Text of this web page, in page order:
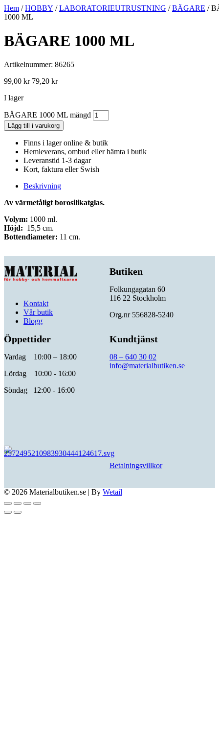
Hem /HOBBY /LABORATORIEUTRUSTNING /BÄGARE /
1000 ML
BÄGARE 1000 ML
Artikelnummer: 86265
99,00 kr 79,20 kr
I lager
BÄGARE 1000 ML mängd
Lägg till i varukorg
Finns i lager online & butik
Hemleverans, ombud eller hämta i butik
Leveranstid 1-3 dagar
Kort, faktura eller Swish
Beskrivning
Av värmetåligt borosilikatglas.
Volym: 1000 ml.
Höjd: 15,5 cm.
Bottendiameter: 11 cm.
Kontakt
Vår butik
Blogg
Butiken
Folkungagatan 60
116 22 Stockholm
Org.nr 556828-5240
Öppettider
Vardag 10:00 – 18:00
Lördag 10:00 - 16:00
Söndag 12:00 - 16:00
Kundtjänst
08 – 640 30 02
info@materialbutiken.se
Betalningsvillkor
© 2026 Materialbutiken.se | By Wetail